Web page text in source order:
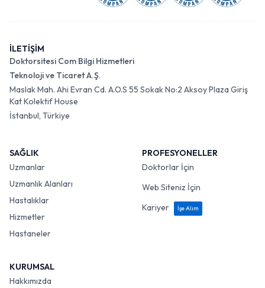
İLETİŞİM
Doktorsitesi Com Bilgi Hizmetleri
Teknoloji ve Ticaret A.Ş.
Maslak Mah. Ahi Evran Cd. A.O.S 55 Sokak No:2 Aksoy Plaza Giriş
Kat Kolektif House
İstanbul, Türkiye
SAĞLIK
Uzmanlar
Uzmanlık Alanları
Hastalıklar
Hizmetler
Hastaneler
PROFESYONELLER
Doktorlar İçin
Web Siteniz İçin
Kariyer
İşe Alım
KURUMSAL
Hakkımızda